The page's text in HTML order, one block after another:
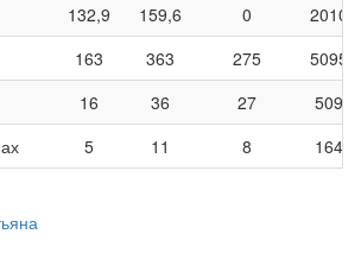
132,9 159,6 0
2010
163 363 275
5095
16 36 27
509
5 11 8 164